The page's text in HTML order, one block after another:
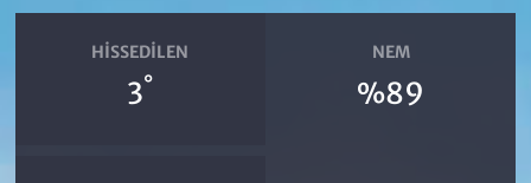
HISSEDILEN
3°
NEM
%89